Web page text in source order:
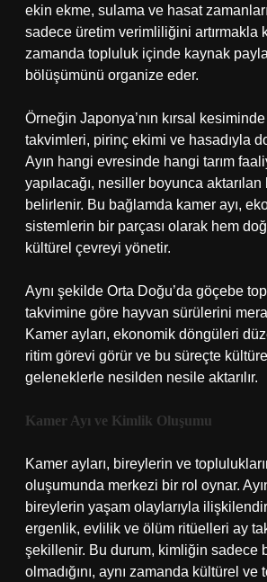
ekin ekme, sulama ve hasat
sadece üretim verimliliğini artırmakla
zamanda topluluk içinde kaynak
bölüşümünü organize eder.
Örneğin Japonya’nın kırsal
takvimleri, pirinç ekimi ve hasadıyla
Ayın hangi evresinde hangi tarım
yapılacağı, nesiller boyunca
belirlenir. Bu bağlamda kamer ayı,
sistemlerin bir parçası olarak hem
kültürel çevreyi yönetir.
Aynı şekilde Orta Doğu’da göçebe
takvimine göre hayvan sürülerini
Kamer ayları, ekonomik döngüleri
ritim görevi görür ve bu süreçte
geleneklerle nesilden nesile aktarılır.
Kamer Ayı ve Kimlik Oluşumu
Kamer ayları, bireylerin ve
oluşumunda merkezi bir rol oynar.
bireylerin yaşam olaylarıyla
ergenlik, evlilik ve ölüm ritüelleri ay
şekillenir. Bu durum, kimliğin sadece
olmadığını, aynı zamanda kültürel ve